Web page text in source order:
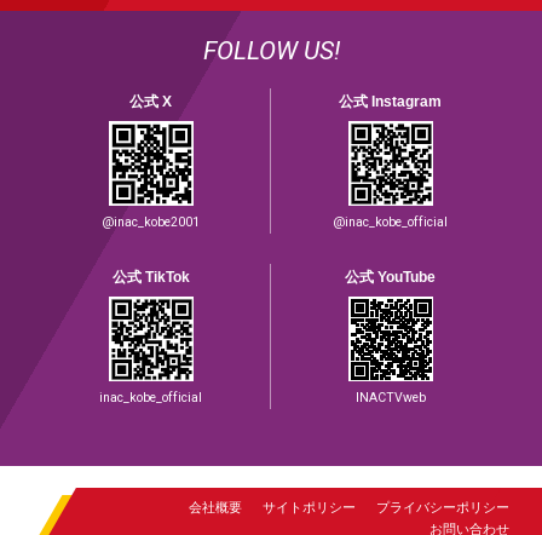
FOLLOW US!
公式 X
@inac_kobe2001
公式 Instagram
@inac_kobe_official
公式 TikTok
inac_kobe_official
公式 YouTube
INACTVweb
会社概要 サイトポリシー
プライバシーポリシー
お問い合わせ